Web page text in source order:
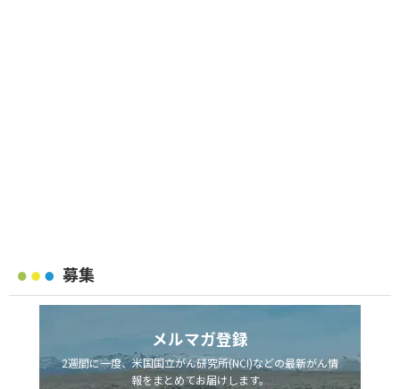
募集
メルマガ登録
2週間に一度、米国国立がん研究所(NCI)などの最新がん情
報をまとめてお届けします。